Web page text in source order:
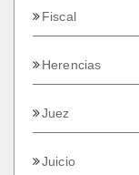
Fiscal
Herencias
Juez
Juicio